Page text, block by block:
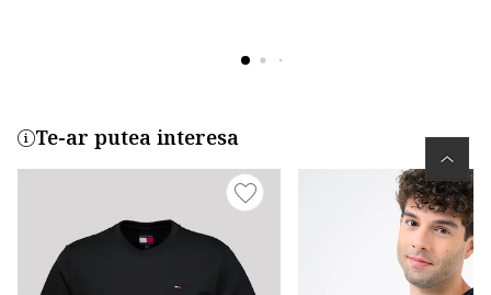
Te-ar putea interesa